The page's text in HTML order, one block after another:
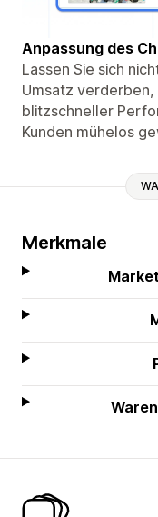
Anpassung des
Lassen Sie sich
Umsatz
blitzschneller
Kunden mühelos
Merkmale